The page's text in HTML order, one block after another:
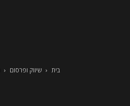
בית שיווק ופרסום